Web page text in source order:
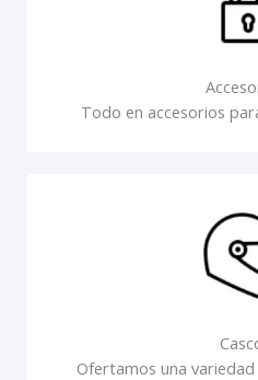
Todo en accesorios
Ofertamos una